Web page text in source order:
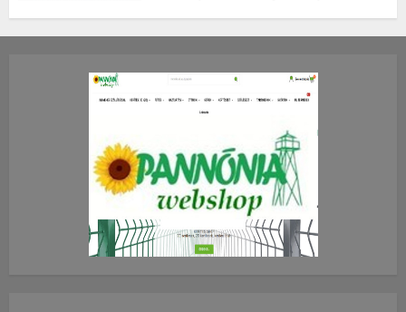
2026.JÚLIUS.23. CSÜTÖRTÖK.
0